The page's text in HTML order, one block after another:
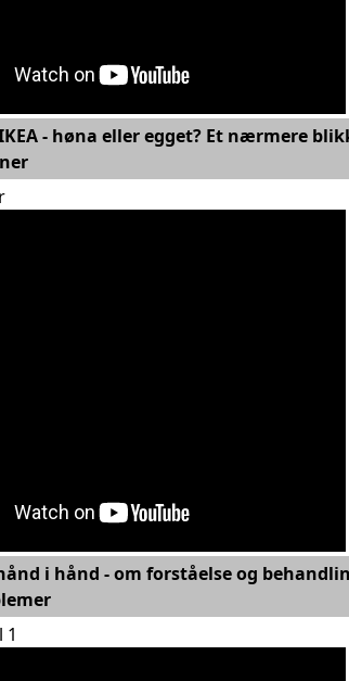
- høna eller egget? Et nærmere
i hånd - om forståelse og
1